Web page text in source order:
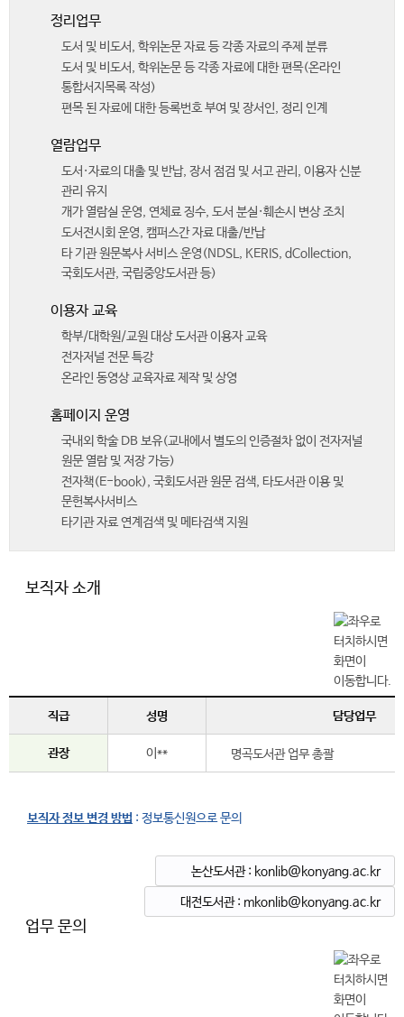
정리업무
도서 및 비도서, 학위논문 자료 등 각종 자료의 주제 분류
도서 및 비도서, 학위논문 등 각종 자료에 대한 편목(온라인
통합서지목록 작성)
편목 된 자료에 대한 등록번호 부여 및 장서인, 정리 인계
열람업무
도서·자료의 대출 및 반납, 장서 점검 및 서고 관리, 이용자 신분
관리 유지
개가 열람실 운영, 연체료 징수, 도서 분실·훼손시 변상 조치
도서전시회 운영, 캠퍼스간 자료 대출/반납
타 기관 원문복사 서비스 운영(NDSL, KERIS, dCollection,
국회도서관, 국립중앙도서관 등)
이용자 교육
학부/대학원/교원 대상 도서관 이용자 교육
전자저널 전문 특강
온라인 동영상 교육자료 제작 및 상영
홈페이지 운영
국내외 학술 DB 보유(교내에서 별도의 인증절차 없이 전자저널
원문 열람 및 저장 가능)
전자책(E-book), 국회도서관 원문 검색, 타도서관 이용 및
문헌복사서비스
타기관 자료 연계검색 및 메타검색 지원
보직자 소개
직급 성명 담당업무
관장 이** 명곡도서관 업무 총괄
보직자 정보 변경 방법 : 정보통신원으로 문의
논산도서관 : konlib@konyang.ac.kr
대전도서관 : mkonlib@konyang.ac.kr
업무 문의